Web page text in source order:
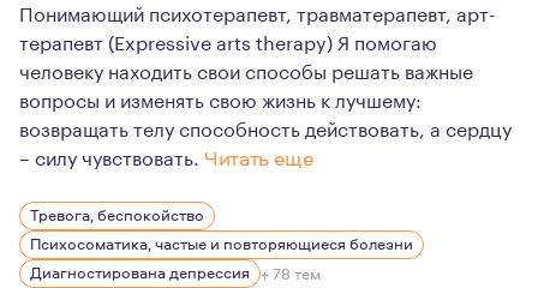
Понимающий психотерапевт, травматерапевт, арт-
терапевт (Expressive arts therapy) Я помогаю
человеку находить свои способы решать важные
вопросы и изменять свою жизнь к лучшему:
возвращать телу способность действовать, а сердцу
– силу чувствовать. Читать еще
В основе методов, в которых я работаю (понимающая
Как психотерапевт, я верю в возможность
Как художник, я верю в творчество как важный
Тревога, беспокойство
Психосоматика, частые и повторяющиеся болезни
Диагностирована депрессия + 78 тем